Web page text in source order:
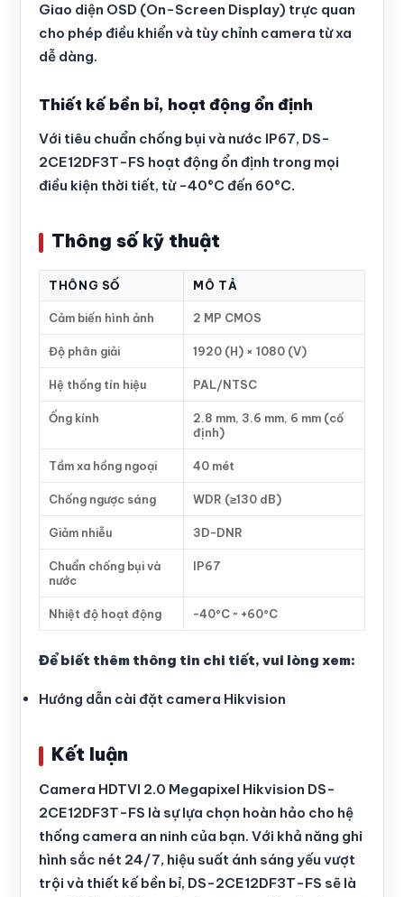
Giao diện OSD (On-Screen Display) trực quan
cho phép điều khiển và tùy chỉnh camera từ xa
dễ dàng.
Thiết kế bền bỉ, hoạt động ổn định
Với tiêu chuẩn chống bụi và nước IP67, DS-
2CE12DF3T-FS hoạt động ổn định trong mọi
điều kiện thời tiết, từ -40°C đến 60°C.
Thông số kỹ thuật
THÔNG SỐ MÔ TẢ
Cảm biến hình ảnh 2 MP CMOS
Độ phân giải 1920 (H) × 1080 (V)
Hệ thống tín hiệu PAL/NTSC
Ống kính
2.8 mm, 3.6 mm, 6 mm (cố
định)
Tầm xa hồng ngoại 40 mét
Chống ngược sáng WDR (≥130 dB)
Giảm nhiễu 3D-DNR
Chuẩn chống bụi và
nước
IP67
Nhiệt độ hoạt động -40°C ~ +60°C
Để biết thêm thông tin chi tiết, vui lòng xem:
Hướng dẫn cài đặt camera Hikvision
Kết luận
Camera HDTVI 2.0 Megapixel Hikvision DS-
2CE12DF3T-FS là sự lựa chọn hoàn hảo cho hệ
thống camera an ninh của bạn. Với khả năng ghi
hình sắc nét 24/7, hiệu suất ánh sáng yếu vượt
trội và thiết kế bền bỉ, DS-2CE12DF3T-FS sẽ là